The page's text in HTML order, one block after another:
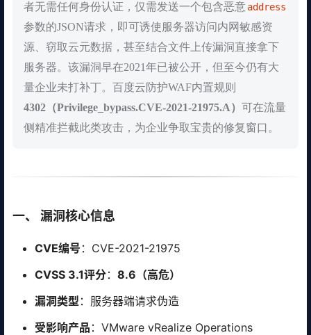
者无需任何身份认证，仅需发送一个包含恶意address
参数的JSON请求，即可诱使服务器访问内网敏感资
源、窃取云元数据，甚至结合文件上传漏洞直接拿下
服务器。该漏洞早在2021年已被公开，但至今仍有大
量企业未打补丁。百度云防护WAF内置规则
4302（Privilege_bypass.CVE-2021-21975.A） 可在流量
侧精准拦截此类攻击，为企业争取宝贵的修复窗口。
一、 漏洞核心信息
CVE编号 ：CVE-2021-21975
CVSS 3.1评分： 8.6（高危）
漏洞类型：服务器端请求伪造
受影响产品 ：VMware vRealize Operations